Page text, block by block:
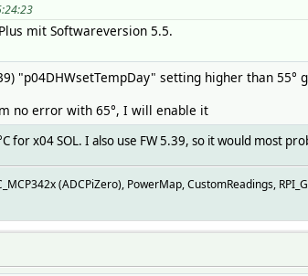
mit Softwareversion 5.5.
"p04DHWsetTempDay" setting higher than
no error with 65°, I will enable it
for x04 SOL. I also use FW 5.39, so it would most
(ADCPiZero), PowerMap, CustomReadings,